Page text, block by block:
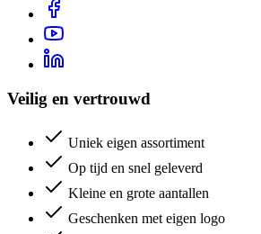
Veilig en vertrouwd
Uniek eigen assortiment
Op tijd en snel geleverd
Kleine en grote aantallen
Geschenken met eigen logo